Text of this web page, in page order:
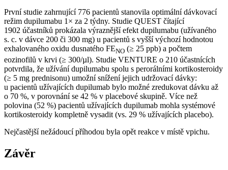
První studie zahrnující 776 pacientů stanovila optimální dávkovací
režim dupilumabu 1× za 2 týdny. Studie QUEST čítající
1902 účastníků prokázala výraznější efekt dupilumabu (užívaného
s. c. v dávce 200 či 300 mg) u pacientů s vyšší výchozí hodnotou
exhalovaného oxidu dusnatého FENO (≥ 25 ppb) a počtem
eozinofilů v krvi (≥ 300/µl). Studie VENTURE o 210 účastnících
potvrdila, že užívání dupilumabu spolu s perorálními kortikosteroidy
(≥ 5 mg prednisonu) umožní snížení jejich udržovací dávky:
u pacientů užívajících dupilumab bylo možné zredukovat dávku až
o 70 %, v porovnání se 42 % v placebové skupině. Více než
polovina (52 %) pacientů užívajících dupilumab mohla systémové
kortikosteroidy kompletně vysadit (vs. 29 % užívajících placebo).
Nejčastější nežádoucí příhodou byla opět reakce v místě vpichu.
Závěr